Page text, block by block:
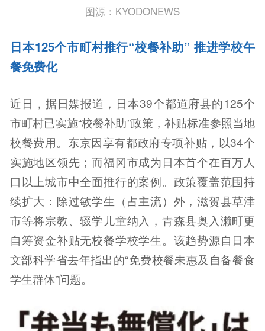
图源：KYODONEWS
日本125个市町村推行“校餐补助” 推进学校午
餐免费化
近日，据日媒报道，日本39个都道府县的125个
市町村已实施“校餐补助”政策，补贴标准参照当地
校餐费用。东京因享有都政府专项补贴，以34个
实施地区领先；而福冈市成为日本首个在百万人
口以上城市中全面推行的案例。政策覆盖范围持
续扩大：除过敏学生（占主流）外，滋贺县草津
市等将宗教、辍学儿童纳入，青森县奥入濑町更
自筹资金补贴无校餐学校学生。该趋势源自日本
文部科学省去年指出的“免费校餐未惠及自备餐食
学生群体”问题。